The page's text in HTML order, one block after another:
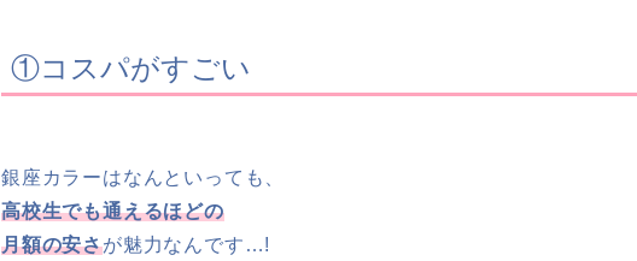
①コスパがすごい
銀座カラーはなんといっても、
高校生でも通えるほどの
月額の安さが魅力なんです…!